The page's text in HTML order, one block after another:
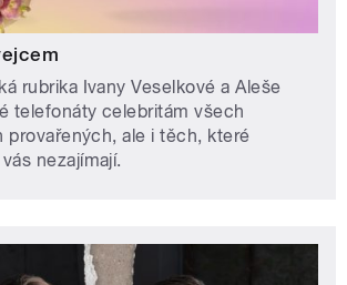
rubrika Ivany Veselkové a Aleše
telefonáty celebritám všech
provařených, ale i těch, které
nezajímají.